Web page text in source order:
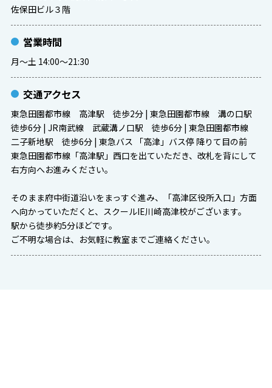
佐保田ビル３階
営業時間
月〜土 14:00〜21:30
交通アクセス
東急田園都市線 高津駅 徒歩2分 | 東急田園都市線 溝の口駅
徒歩6分 | JR南武線 武蔵溝ノ口駅 徒歩6分 | 東急田園都市線
二子新地駅 徒歩6分 | 東急バス 「高津」バス停 降りて目の前
東急田園都市線「高津駅」西口を出ていただき、改札を背にして
右方向へお進みください。
そのまま府中街道沿いをまっすぐ進み、「高津区役所入口」方面
へ向かっていただくと、スクールIE川崎高津校がございます。
駅から徒歩約5分ほどです。
ご不明な場合は、お気軽に教室までご連絡ください。